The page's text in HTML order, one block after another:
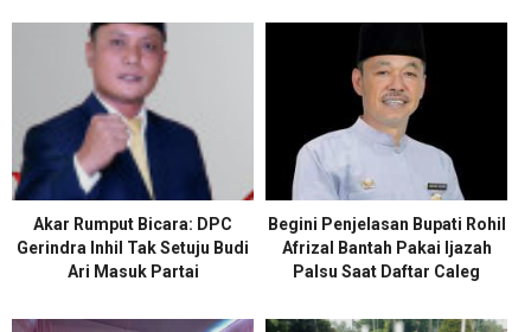
Akar Rumput Bicara: DPC
Gerindra Inhil Tak Setuju Budi
Ari Masuk Partai
Begini Penjelasan Bupati Rohil
Afrizal Bantah Pakai Ijazah
Palsu Saat Daftar Caleg